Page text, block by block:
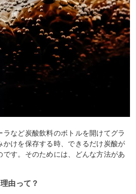
ラなど炭酸飲料のボトルを開けてグラ
かけを保存する時、できるだけ炭酸が
す。そのためには、どんな方法があ
由って？